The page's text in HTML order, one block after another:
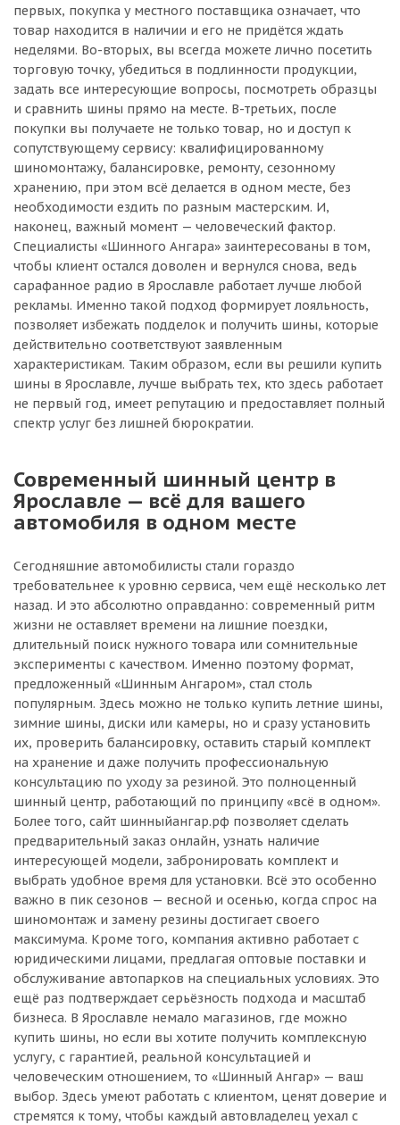
первых, покупка у местного поставщика означает, что
товар находится в наличии и его не придётся ждать
неделями. Во-вторых, вы всегда можете лично посетить
торговую точку, убедиться в подлинности продукции,
задать все интересующие вопросы, посмотреть образцы
и сравнить шины прямо на месте. В-третьих, после
покупки вы получаете не только товар, но и доступ к
сопутствующему сервису: квалифицированному
шиномонтажу, балансировке, ремонту, сезонному
хранению, при этом всё делается в одном месте, без
необходимости ездить по разным мастерским. И,
наконец, важный момент — человеческий фактор.
Специалисты «Шинного Ангара» заинтересованы в том,
чтобы клиент остался доволен и вернулся снова, ведь
сарафанное радио в Ярославле работает лучше любой
рекламы. Именно такой подход формирует лояльность,
позволяет избежать подделок и получить шины, которые
действительно соответствуют заявленным
характеристикам. Таким образом, если вы решили купить
шины в Ярославле, лучше выбрать тех, кто здесь работает
не первый год, имеет репутацию и предоставляет полный
спектр услуг без лишней бюрократии.
Современный шинный центр в
Ярославле — всё для вашего
автомобиля в одном месте
Сегодняшние автомобилисты стали гораздо
требовательнее к уровню сервиса, чем ещё несколько лет
назад. И это абсолютно оправданно: современный ритм
жизни не оставляет времени на лишние поездки,
длительный поиск нужного товара или сомнительные
эксперименты с качеством. Именно поэтому формат,
предложенный «Шинным Ангаром», стал столь
популярным. Здесь можно не только купить летние шины,
зимние шины, диски или камеры, но и сразу установить
их, проверить балансировку, оставить старый комплект
на хранение и даже получить профессиональную
консультацию по уходу за резиной. Это полноценный
шинный центр, работающий по принципу «всё в одном».
Более того, сайт шинныйангар.рф позволяет сделать
предварительный заказ онлайн, узнать наличие
интересующей модели, забронировать комплект и
выбрать удобное время для установки. Всё это особенно
важно в пик сезонов — весной и осенью, когда спрос на
шиномонтаж и замену резины достигает своего
максимума. Кроме того, компания активно работает с
юридическими лицами, предлагая оптовые поставки и
обслуживание автопарков на специальных условиях. Это
ещё раз подтверждает серьёзность подхода и масштаб
бизнеса. В Ярославле немало магазинов, где можно
купить шины, но если вы хотите получить комплексную
услугу, с гарантией, реальной консультацией и
человеческим отношением, то «Шинный Ангар» — ваш
выбор. Здесь умеют работать с клиентом, ценят доверие и
стремятся к тому, чтобы каждый автовладелец уехал с